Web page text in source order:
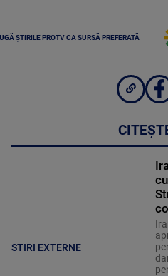
ȘTIRILE PROTV CA SURSĂ PREFERATĂ
STIRI EXTERNE